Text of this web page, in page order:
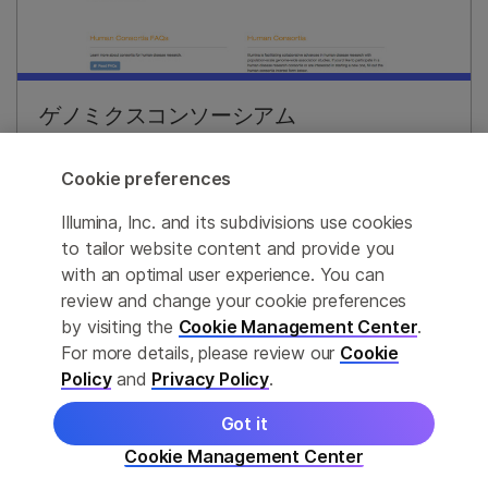
ゲノミクスコンソーシアム
チプレックスな研究をサポートするコンソーシアム
詳細はこちら
Cookie preferences
Illumina, Inc. and its subdivisions use cookies
to tailor website content and provide you
with an optimal user experience. You can
review and change your cookie preferences
by visiting the Cookie Management Center.
For more details, please review our Cookie
Policyand Privacy Policy.
Cookie Management Center
Got it